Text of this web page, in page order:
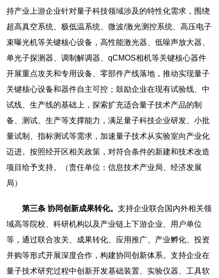
持产业上游企业针对量子科技领域涉及的特性化需求，围绕
超高真空系统、极低温系统、微波/激光测控系统、高压电子
束曝光机等关键核心设备，高性能激光器、低噪声放大器、
单光子探测器、调制解调器、qCMOS相机等关键核心器件
开展重点攻关和专用设备、零部件产线落地，推动实现量子
关键核心设备和器件自主可控；鼓励企业在现有试验线、中
试线、生产线的基础上，探索扩充适合量子技术产品的制
备、测试、生产等支撑能力，满足量子科技企业研发、小批
量试制、指标测试等需求，加速量子技术从实验室向产业化
迈进。按照经开区相关政策，对符合条件的新建和技术改造
项目给予支持。（责任单位：信息技术产业局、经济发展
局）
第三条 协同创新成果转化。支持企业联合国内外相关领
域高等院校、科研机构以及产业链上下游企业、用户单位
等，通过联合攻关、成果转化、应用推广、产业孵化、投资
并购等形式开展深度合作，构建协同创新体系。支持企业在
量子技术研究过程中创新开发基础装置、实验仪器、工具软